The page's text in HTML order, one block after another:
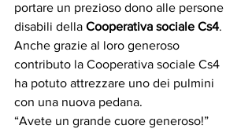
portare un prezioso dono alle persone
disabili della Cooperativa sociale Cs4.
Anche grazie al loro generoso
contributo la Cooperativa sociale Cs4
ha potuto attrezzare uno dei pulmini
con una nuova pedana.
“Avete un grande cuore generoso!”